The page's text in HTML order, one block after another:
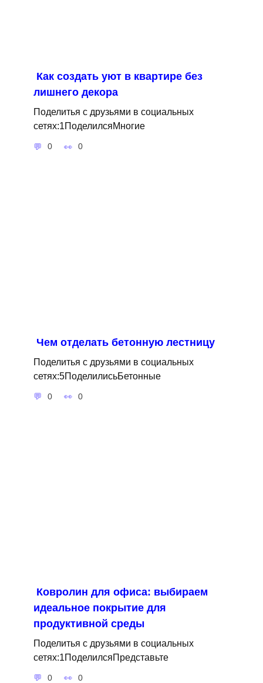
Как создать уют в квартире без
лишнего декора
Поделитья с друзьями в социальных
сетях:1ПоделилсяМногие
0 0
Чем отделать бетонную лестницу
Поделитья с друзьями в социальных
сетях:5ПоделилисьБетонные
0 0
Ковролин для офиса: выбираем
идеальное покрытие для
продуктивной среды
Поделитья с друзьями в социальных
сетях:1ПоделилсяПредставьте
0 0